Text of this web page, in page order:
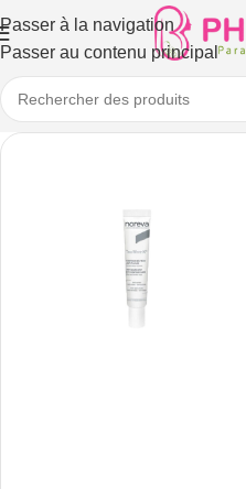
Passer à la navigation
Passer au contenu principal